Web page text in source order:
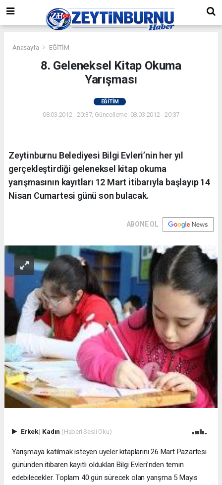
Anasayfa EĞİTİM
8. Geleneksel Kitap Okuma
Yarışması
EĞİTİM
08.03.2012 - 20:37, Güncelleme: 08.03.2012 - 20:37
Zeytinburnu Belediyesi Bilgi Evleri’nin her yıl
gerçekleştirdiği geleneksel kitap okuma
yarışmasının kayıtları 12 Mart itibarıyla başlayıp 14
Nisan Cumartesi günü son bulacak.
ABONE OL
Erkek| Kadın (Haberi Sesli Oku)
Yarışmaya katılmak isteyen üyeler kitaplarını 26 Mart Pazartesi
gününden itibaren kayıtlı oldukları Bilgi Evleri’nden temin
edebilecekler. Toplam 40 gün sürecek olan yarışma 5 Mayıs